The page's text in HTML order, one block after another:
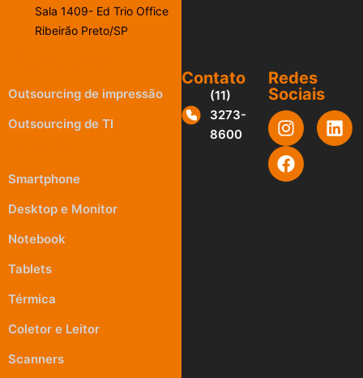
Sala 1409- Ed Trio Office
Ribeirão Preto/SP
Outsourcing de impressão
Outsourcing de TI
Smartphone
Desktop e Monitor
Notebook
Tablets
Térmica
Coletor e Leitor
Scanners
Contato
(11)
3273-
8600
Redes
Sociais